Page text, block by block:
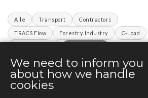
Alle Transport Contractors
TRACS Flow Forestry Industry C-Load
ArbeidsvarslingLoggbok SINUS TNE
C7 Projects
We need to inform you
about how we handle
cookies